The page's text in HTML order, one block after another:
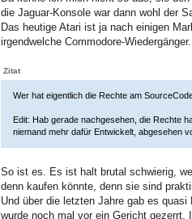
die Jaguar-Konsole war dann wohl der
Das heutige Atari ist ja nach einigen
irgendwelche Commodore-Wiedergänger.
Zitat
Wer hat eigentlich die Rechte am
Edit: Hab gerade nachgesehen, die Rechte
niemand mehr dafür Entwickelt, abgesehen
So ist es. Es ist halt brutal schwierig,
denn kaufen könnte, denn sie sind
Und über die letzten Jahre gab es
wurde noch mal vor ein Gericht